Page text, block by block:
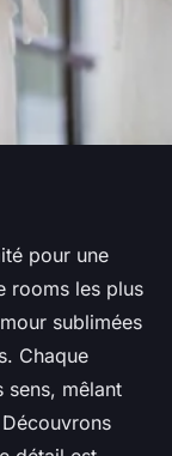
love
pour une
rooms les plus
sublimées
Chaque
sens, mêlant